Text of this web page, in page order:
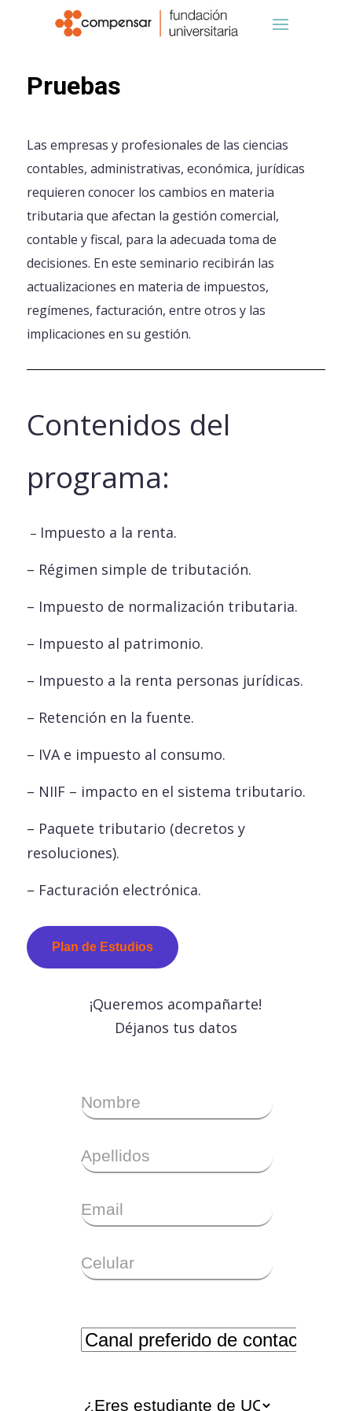
Pruebas
Las empresas y profesionales de las ciencias
contables, administrativas, económica, jurídicas
requieren conocer los cambios en materia
tributaria que afectan la gestión comercial,
contable y fiscal, para la adecuada toma de
decisiones. En este seminario recibirán las
actualizaciones en materia de impuestos,
regímenes, facturación, entre otros y las
implicaciones en su gestión.
Contenidos del
programa:
– Impuesto a la renta.
– Régimen simple de tributación.
– Impuesto de normalización tributaria.
– Impuesto al patrimonio.
– Impuesto a la renta personas jurídicas.
– Retención en la fuente.
– IVA e impuesto al consumo.
– NIIF – impacto en el sistema tributario.
– Paquete tributario (decretos y
resoluciones).
– Facturación electrónica.
Plan de Estudios
¡Queremos acompañarte!
Déjanos tus datos